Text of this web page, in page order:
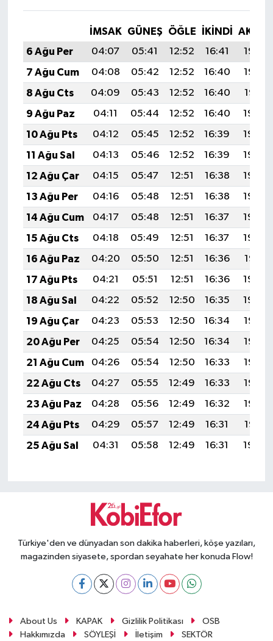
İMSAK GÜNEŞ ÖĞLE İKINDI
6 Ağu Per
04:07 05:41 12:52 16:41
19:53
7 Ağu Cum
04:08 05:42 12:52 16:40
19:52
8 Ağu Cts
04:09 05:43 12:52 16:40
19:51
9 Ağu Paz
04:11 05:44 12:52 16:40
19:50
10 Ağu Pts
04:12 05:45 12:52 16:39
19:49
11 Ağu Sal
04:13 05:46 12:52 16:39
19:48
12 Ağu Çar
04:15 05:47 12:51 16:38
19:46
13 Ağu Per
04:16 05:48 12:51 16:38
19:45
14 Ağu Cum
04:17 05:48 12:51 16:37
19:44
15 Ağu Cts
04:18 05:49 12:51 16:37
19:43
16 Ağu Paz
04:20 05:50 12:51 16:36
19:41
17 Ağu Pts
04:21 05:51 12:51 16:36
19:40
18 Ağu Sal
04:22 05:52 12:50 16:35
19:39
19 Ağu Çar
04:23 05:53 12:50 16:34
19:37
20 Ağu Per
04:25 05:54 12:50 16:34
19:36
21 Ağu Cum
04:26 05:54 12:50 16:33
19:35
22 Ağu Cts
04:27 05:55 12:49 16:33
19:33
23 Ağu Paz
04:28 05:56 12:49 16:32
19:32
24 Ağu Pts
04:29 05:57 12:49 16:31
19:31
25 Ağu Sal
04:31 05:58 12:49 16:31 19:29
Türkiye'den ve dünyadan son dakika haberleri, köşe yazıları,
magazinden siyasete, spordan seyahate her konuda Flow!
About Us KAPAK Gizlilik Politikası
OSB
Hakkımızda
SÖYLEŞİ İletişim SEKTÖR